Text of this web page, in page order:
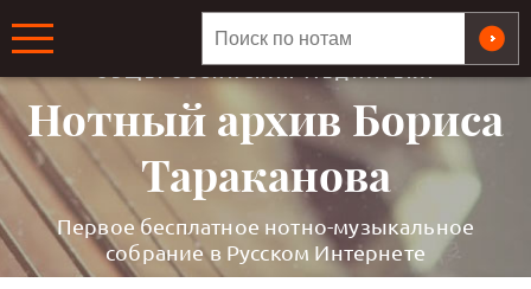
ОБЩЕРОССИЙСКАЯ МЕДИАТЕКА
Нотный архив Бориса
Тараканова
Первое бесплатное нотно-музыкальное
собрание в Русском Интернете